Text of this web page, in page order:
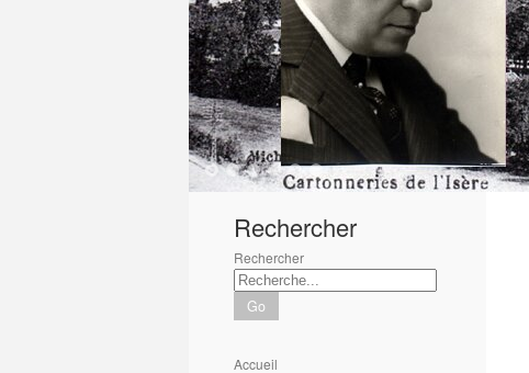
3 4 5 6
Rechercher
Rechercher
Go
Accueil